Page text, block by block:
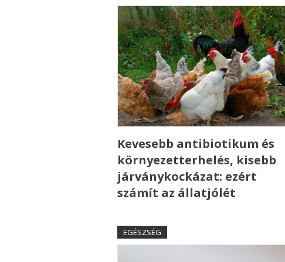
Kevesebb antibiotikum és
környezetterhelés, kisebb
járványkockázat: ezért
számít az állatjólét
EGÉSZSÉG